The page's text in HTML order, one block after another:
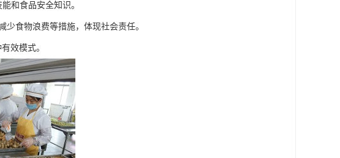
和食品安全知识。
食物浪费等措施，体现社会责任。
效模式。